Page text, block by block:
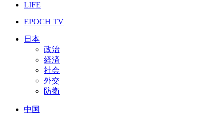
LIFE
EPOCH TV
日本
政治
経済
社会
外交
防衛
中国